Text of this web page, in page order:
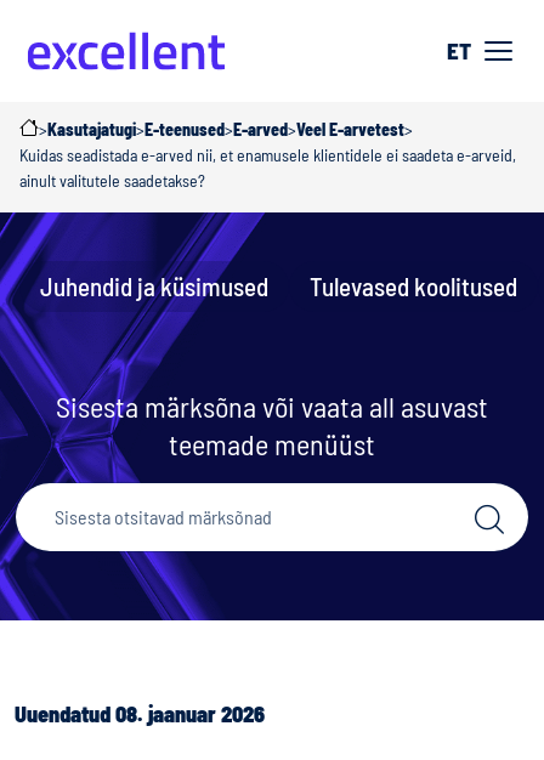
ET
>Kasutajatugi>E-teenused>E-arved>Veel E-arvetest>
Kuidas seadistada e-arved nii, et enamusele klientidele ei saadeta e-arveid,
ainult valitutele saadetakse?
Juhendid ja küsimused Tulevased koolitused
Sisesta märksõna või vaata all asuvast
teemade menüüst
Uuendatud 08. jaanuar 2026